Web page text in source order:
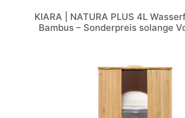
KIARA | NATURA PLUS 4L
Bambus – Sonderpreis solange